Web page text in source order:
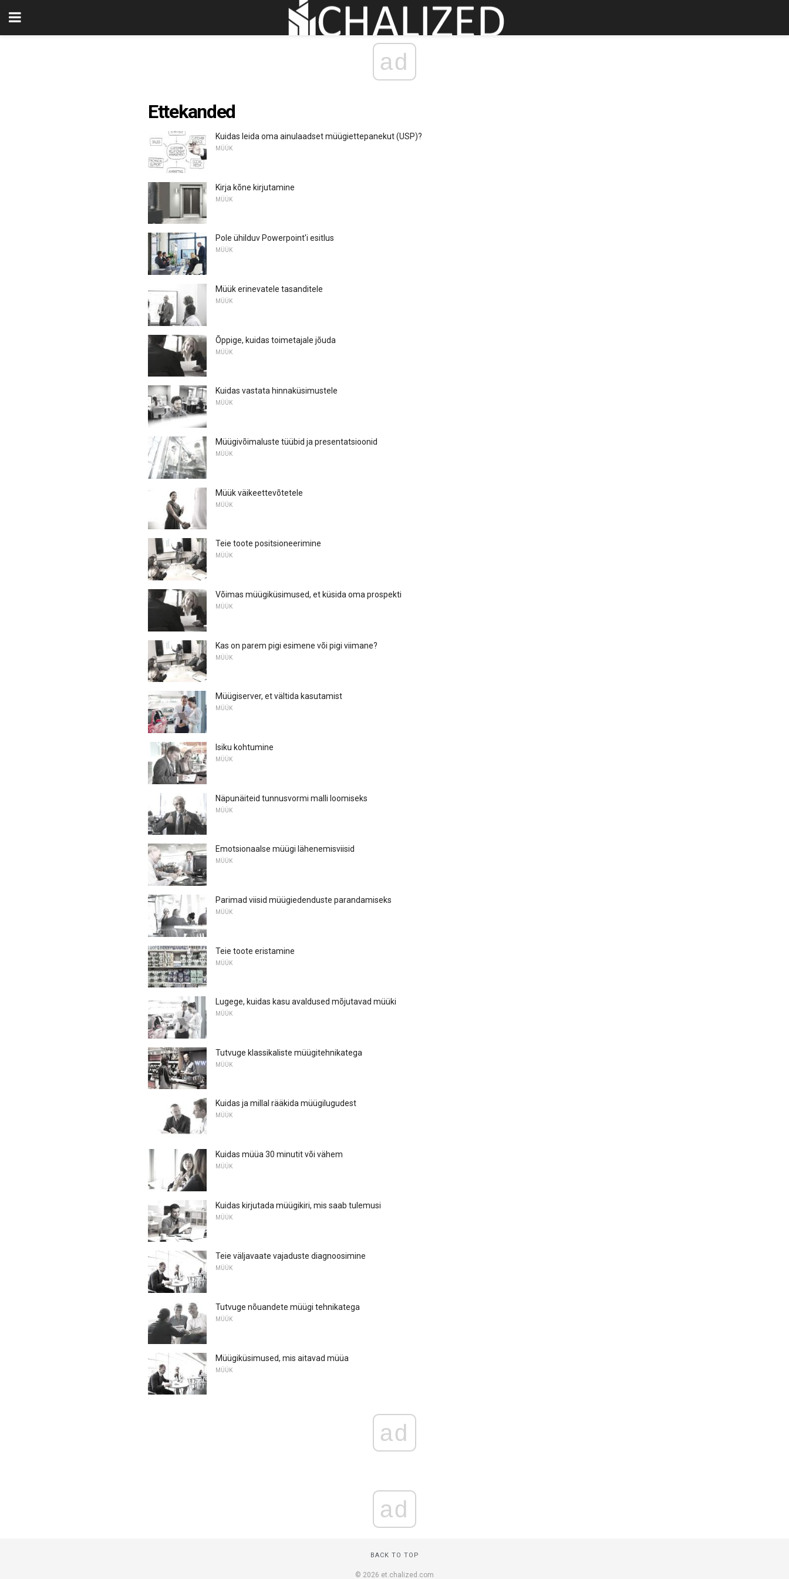
ad
Ettekanded
Kuidas leida oma ainulaadset müügiettepanekut (USP)?
MÜÜK
Kirja kõne kirjutamine
MÜÜK
Pole ühilduv Powerpoint'i esitlus
MÜÜK
Müük erinevatele tasanditele
MÜÜK
Õppige, kuidas toimetajale jõuda
MÜÜK
Kuidas vastata hinnaküsimustele
MÜÜK
Müügivõimaluste tüübid ja presentatsioonid
MÜÜK
Müük väikeettevõtetele
MÜÜK
Teie toote positsioneerimine
MÜÜK
Võimas müügiküsimused, et küsida oma prospekti
MÜÜK
Kas on parem pigi esimene või pigi viimane?
MÜÜK
Müügiserver, et vältida kasutamist
MÜÜK
Isiku kohtumine
MÜÜK
Näpunäiteid tunnusvormi malli loomiseks
MÜÜK
Emotsionaalse müügi lähenemisviisid
MÜÜK
Parimad viisid müügiedenduste parandamiseks
MÜÜK
Teie toote eristamine
MÜÜK
Lugege, kuidas kasu avaldused mõjutavad müüki
MÜÜK
Tutvuge klassikaliste müügitehnikatega
MÜÜK
Kuidas ja millal rääkida müügilugudest
MÜÜK
Kuidas müüa 30 minutit või vähem
MÜÜK
Kuidas kirjutada müügikiri, mis saab tulemusi
MÜÜK
Teie väljavaate vajaduste diagnoosimine
MÜÜK
Tutvuge nõuandete müügi tehnikatega
MÜÜK
Müügiküsimused, mis aitavad müüa
MÜÜK
ad
ad
BACK TO TOP
© 2026 et.chalized.com